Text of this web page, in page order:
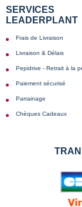
SERVICES
LEADERPLANT
Frais de Livraison
Livraison & Délais
Pepidrive - Retrait à la
Paiement sécurisé
Parrainage
Chèques Cadeaux